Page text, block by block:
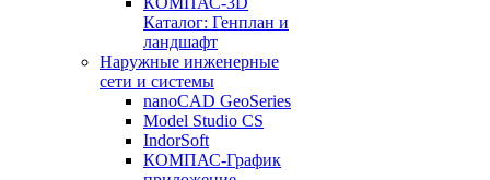
Каталог: Генплан и
ландшафт
Наружные инженерные
сети и системы
nanoCAD GeoSeries
Model Studio CS
IndorSoft
КОМПАС-График